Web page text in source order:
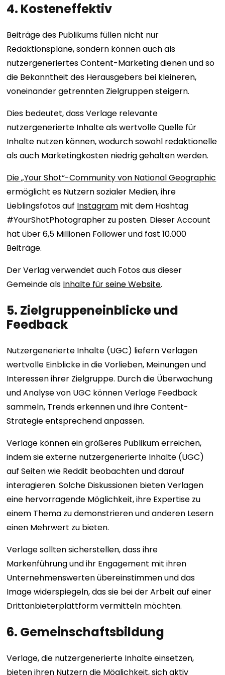
4. Kosteneffektiv
Beiträge des Publikums füllen nicht nur
Redaktionspläne, sondern können auch als
nutzergeneriertes Content-Marketing dienen und so
die Bekanntheit des Herausgebers bei kleineren,
voneinander getrennten Zielgruppen steigern.
Dies bedeutet, dass Verlage relevante
nutzergenerierte Inhalte als wertvolle Quelle für
Inhalte nutzen können, wodurch sowohl redaktionelle
als auch Marketingkosten niedrig gehalten werden.
Die „Your Shot“-Community von National Geographic
ermöglicht es Nutzern sozialer Medien, ihre
Lieblingsfotos auf Instagram mit dem Hashtag
#YourShotPhotographer zu posten. Dieser Account
hat über 6,5 Millionen Follower und fast 10.000
Beiträge.
Der Verlag verwendet auch Fotos aus dieser
Gemeinde als Inhalte für seine Website.
5. Zielgruppeneinblicke und
Feedback
Nutzergenerierte Inhalte (UGC) liefern Verlagen
wertvolle Einblicke in die Vorlieben, Meinungen und
Interessen ihrer Zielgruppe. Durch die Überwachung
und Analyse von UGC können Verlage Feedback
sammeln, Trends erkennen und ihre Content-
Strategie entsprechend anpassen.
Verlage können ein größeres Publikum erreichen,
indem sie externe nutzergenerierte Inhalte (UGC)
auf Seiten wie Reddit beobachten und darauf
interagieren. Solche Diskussionen bieten Verlagen
eine hervorragende Möglichkeit, ihre Expertise zu
einem Thema zu demonstrieren und anderen Lesern
einen Mehrwert zu bieten.
Verlage sollten sicherstellen, dass ihre
Markenführung und ihr Engagement mit ihren
Unternehmenswerten übereinstimmen und das
Image widerspiegeln, das sie bei der Arbeit auf einer
Drittanbieterplattform vermitteln möchten.
6. Gemeinschaftsbildung
Verlage, die nutzergenerierte Inhalte einsetzen,
bieten ihren Nutzern die Möglichkeit, sich aktiv